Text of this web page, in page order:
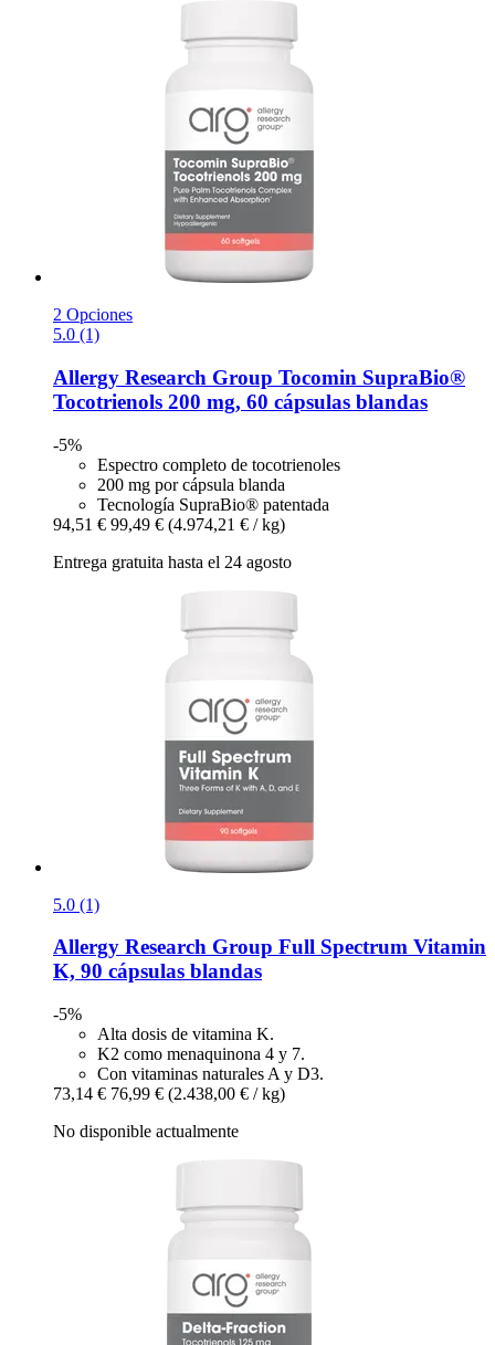
2 Opciones
5.0 (1)
Allergy Research Group Tocomin SupraBio®
Tocotrienols 200 mg, 60 cápsulas blandas
-5%
Espectro completo de tocotrienoles
200 mg por cápsula blanda
Tecnología SupraBio® patentada
94,51 € 99,49 € (4.974,21 € / kg)
Entrega gratuita hasta el 24 agosto
5.0 (1)
Allergy Research Group Full Spectrum Vitamin
K, 90 cápsulas blandas
-5%
Alta dosis de vitamina K.
K2 como menaquinona 4 y 7.
Con vitaminas naturales A y D3.
73,14 € 76,99 € (2.438,00 € / kg)
No disponible actualmente